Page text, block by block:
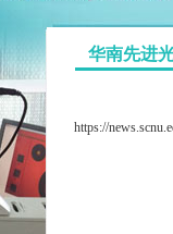
华南先进
https://